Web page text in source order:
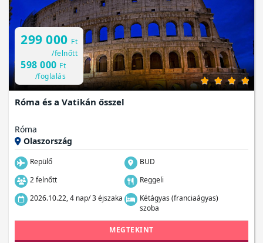
299 000 Ft
/felnőtt
598 000 Ft
/foglalás
Róma és a Vatikán ősszel
Róma
Olaszország
Repülő
BUD
2 felnőtt
Reggeli
2026.10.22, 4 nap/ 3 éjszaka
Kétágyas (franciaágyas)
szoba
MEGTEKINT